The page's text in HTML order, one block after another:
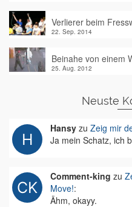
Verlierer beim
22. Sep. 2014
Beinahe von einem
25. Aug. 2012
Neuste
Hansy zu Zeig mir
Ja mein Schatz, ich
Comment-king zu
Move!:
Ähm, okayy.